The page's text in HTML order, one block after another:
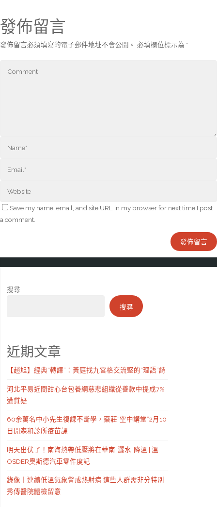
發佈留言
發佈留言必須填寫的電子郵件地址不會公開。 必填欄位標示為 *
Save my name, email, and site URL in my browser for next time I post
a comment.
搜尋
搜尋
近期文章
【趙旭】經典“轉譯”：黃庭找九宮格交流堅的“理語”詩
河北平易近間甜心台包養網慈悲組織從善款中提成7%
遭質疑
60余萬名中小先生復課不斷學，棗莊“空中講堂”2月10
日開森和診所疫苗課
明天出伏了！南海熱帶低壓將在華南“灑水”降溫 | 溫
OSDER奧斯德汽車零件度記
錄像｜連續低溫氣象警戒熱射病 這些人群需非分特別
秀傳醫院體檢留意